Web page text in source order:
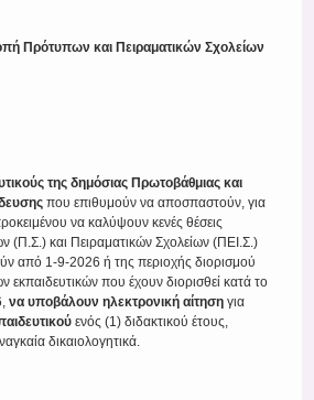
Πρότυπων και Πειραματικών Σχολείων
της δημόσιας Πρωτοβάθμιας και
που επιθυμούν να αποσπαστούν, για
να καλύψουν κενές θέσεις
(Π.Σ.) και Πειραματικών Σχολείων (ΠΕΙ.Σ.)
από 1-9-2026 ή της περιοχής διορισμού
εκπαιδευτικών που έχουν διορισθεί κατά το
να υποβάλουν ηλεκτρονική αίτηση για
ενός (1) διδακτικού έτους,
δικαιολογητικά.